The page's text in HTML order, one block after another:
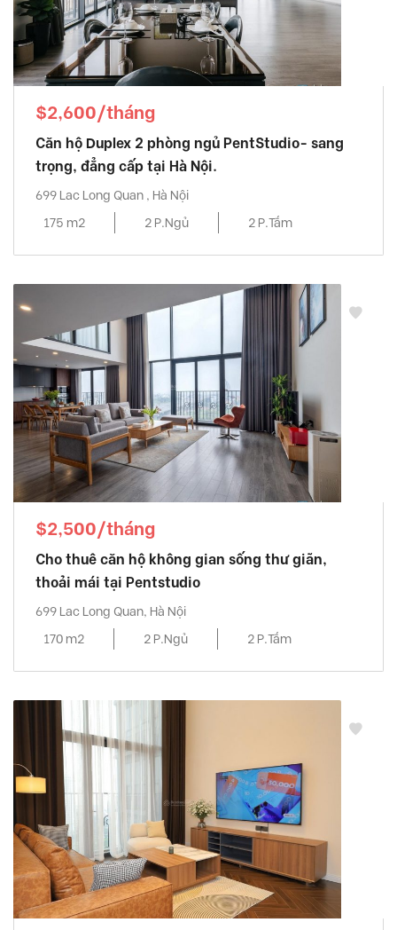
$2,600/tháng
Căn hộ Duplex 2 phòng ngủ PentStudio- sang
trọng, đẳng cấp tại Hà Nội.
699 Lac Long Quan , Hà Nội
175 m2
2 P.Ngủ 2 P.Tắm
$2,500/tháng
Cho thuê căn hộ không gian sống thư giãn,
thoải mái tại Pentstudio
699 Lac Long Quan, Hà Nội
170 m2
2 P.Ngủ 2 P.Tắm